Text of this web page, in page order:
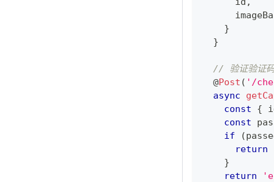
}
}
// 验证验证
@Post ( '/
async
const
{
const
if
(
return
}
return